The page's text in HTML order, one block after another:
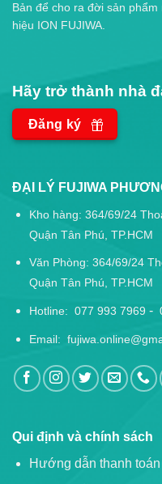
Bản để cho ra đời sản
hiệu ION FUJIWA.
Hãy trở thành nhà
Đăng ký
ĐẠI LÝ FUJIWA
Kho hàng: 364/69/24
Quận Tân Phú, TP.HCM
Văn Phòng: 364/69/24
Quận Tân Phú, TP.HCM
Hotline: 077 993 7969-
Email:
Qui định và chính sách
Hướng dẫn thanh toán